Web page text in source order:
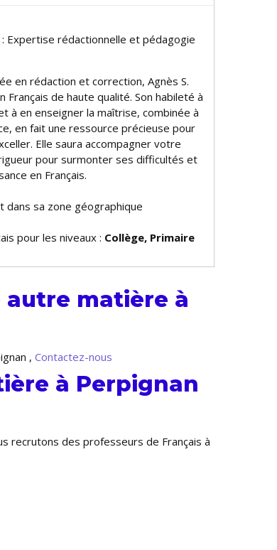
: Expertise rédactionnelle et pédagogie
en rédaction et correction, Agnès S.
Français de haute qualité. Son habileté à
à en enseigner la maîtrise, combinée à
en fait une ressource précieuse pour
Elle saura accompagner votre
pour surmonter ses difficultés et
en Français.
dans sa zone géographique
pour les niveaux : Collège, Primaire
autre matière à
, Contactez-nous
à Perpignan
recrutons des professeurs de Français à